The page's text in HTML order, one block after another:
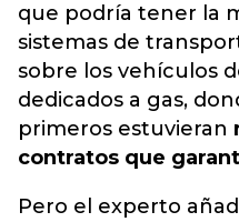
que podría tener la
sistemas de
sobre los vehículos
dedicados a gas,
primeros estuvieran
contratos que
Pero el experto